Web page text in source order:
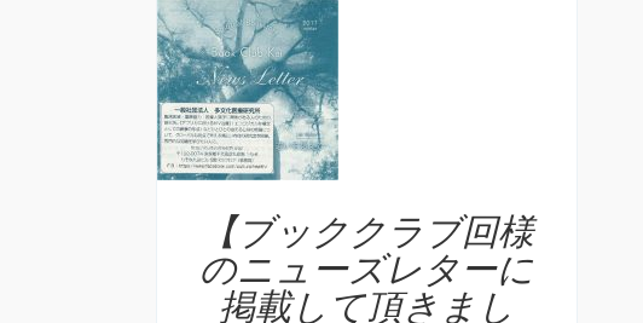
【ブッククラブ回様
のニューズレターに
掲載して頂きまし